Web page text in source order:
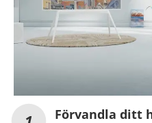
Förvandla ditt